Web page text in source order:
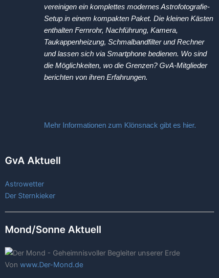
vereinigen ein komplettes modernes Astrofotografie-
Setup in einem kompakten Paket. Die kleinen Kästen
enthalten Fernrohr, Nachführung, Kamera,
Taukappenheizung, Schmalbandfilter und Rechner
und lassen sich via Smartphone bedienen. Wo sind
die Möglichkeiten, wo die Grenzen? GvA-Mitglieder
berichten von ihren Erfahrungen.
Mehr Informationen zum Klönsnack gibt es hier.
GvA Aktuell
Astrowetter
Der Sternkieker
Mond/Sonne Aktuell
Von www.Der-Mond.de